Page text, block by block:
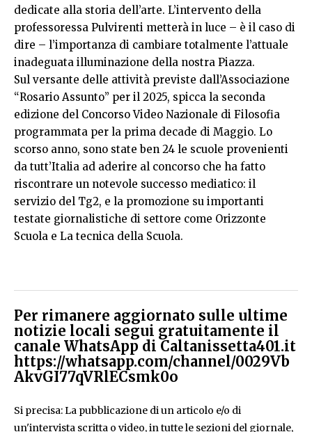
dedicate alla storia dell’arte. L’intervento della
professoressa Pulvirenti metterà in luce – è il caso di
dire – l’importanza di cambiare totalmente l’attuale
inadeguata illuminazione della nostra Piazza.
Sul versante delle attività previste dall’Associazione
“Rosario Assunto” per il 2025, spicca la seconda
edizione del Concorso Video Nazionale di Filosofia
programmata per la prima decade di Maggio. Lo
scorso anno, sono state ben 24 le scuole provenienti
da tutt’Italia ad aderire al concorso che ha fatto
riscontrare un notevole successo mediatico: il
servizio del Tg2, e la promozione su importanti
testate giornalistiche di settore come Orizzonte
Scuola e La tecnica della Scuola.
Per rimanere aggiornato sulle ultime
notizie locali segui gratuitamente il
canale WhatsApp di Caltanissetta401.it
https://whatsapp.com/channel/0029Vb
AkvGI77qVRlECsmk0o
Si precisa: La pubblicazione di un articolo e/o di
un'intervista scritta o video, in tutte le sezioni del giornale,